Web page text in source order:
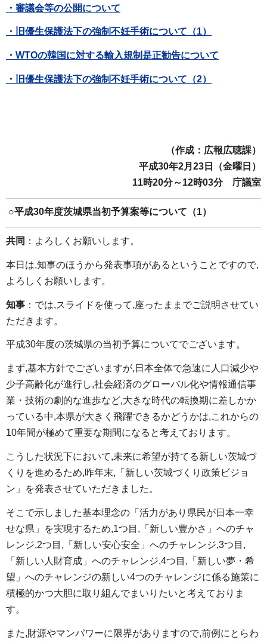
・審議会等の公開について
・旧優生保護法下の強制不妊手術について（1）
・WTOの韓国に対する輸入規制是正勧告について
・旧優生保護法下の強制不妊手術について（2）
（作成：広報広聴課）
平成30年2月23日（金曜日）
11時20分～12時03分
庁議室
○平成30年度茨城県当初予算案等について（1）
共同 ：よろしくお願いします。
本日は,知事のほうから発表事項があるということですので,
よろしくお願いします。
知事 ：では,スライドを使って,座ったままでご説明させてい
ただきます。
平成30年度の茨城県の当初予算についてでございます。
まず,基本方針でございますが,日本全体で急速に人口減少や
少子高齢化が進行し,社会経済のグローバル化や情報通信事
業・技術の劇的な進歩など,大きな時代の転換期に差しかか
っている中,本県が大きく飛躍できるかどうかは,これからの
10年間が極めて重要な期間になると考えております。
こうした状況下において,未来に希望が持てる新しい茨城づ
くりを進めるため,昨年末,「新しい茨城づくり政策ビジョ
ン」を発表させていただきました。
そこで示しました基本理念の「活力があり県民が日本一幸
せな県」を実現するため,1つ目,「新しい豊かさ」へのチャ
レンジ,2つ目,「新しい安心安全」へのチャレンジ,3つ目,
「新しい人財育成」へのチャレンジ,4つ目,「新しい夢・希
望」へのチャレンジの新しい4つのチャレンジに係る施策に
積極的かつ大胆に取り組んでまいりたいと考えておりま
す。
また,財源やマンパワーに限界がありますので,前例にとらわ